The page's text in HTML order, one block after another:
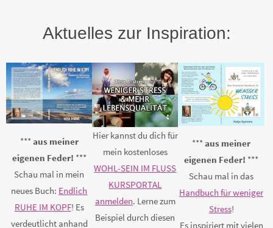
Aktuelles zur Inspiration:
***aus meiner
eigenen Feder! ***
Schau mal in mein
neues Buch: Endlich
RUHE IM KOPF! Es
verdeutlicht anhand
Hier kannst du dich für
mein kostenloses
WOHL-SEIN IM FLUSS
KURSPORTAL
anmelden. Lerne zum
Beispiel durch diesen
***aus meiner
eigenen Feder! ***
Schau mal in das
Handbuch für weniger
Stress!
Es inspiriert mit vielen